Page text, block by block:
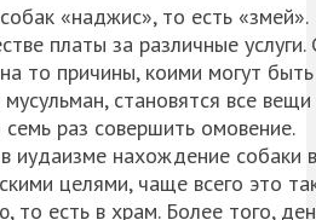
«наджис», то есть
платы за различные
то причины, коими могут
становятся все
раз совершить омовение.
иудаизме нахождение
целями, чаще всего это
то есть в храм. Более того,